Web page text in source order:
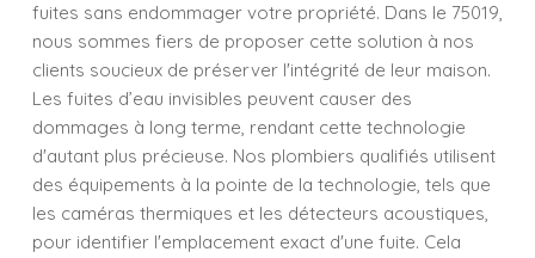
fuites sans endommager votre propriété. Dans le 75019,
nous sommes fiers de proposer cette solution à nos
clients soucieux de préserver l'intégrité de leur maison.
Les fuites d’eau invisibles peuvent causer des
dommages à long terme, rendant cette technologie
d'autant plus précieuse. Nos plombiers qualifiés utilisent
des équipements à la pointe de la technologie, tels que
les caméras thermiques et les détecteurs acoustiques,
pour identifier l'emplacement exact d'une fuite. Cela